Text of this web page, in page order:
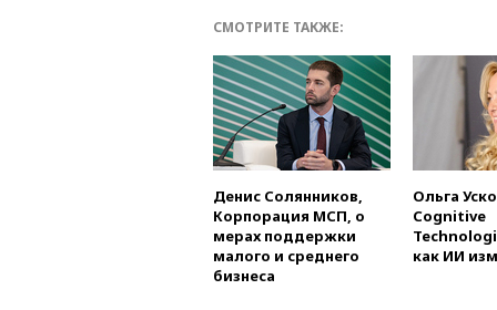
СМОТРИТЕ ТАКЖЕ:
Денис Солянников,
Корпорация МСП, о
мерах поддержки
малого и среднего
бизнеса
Ольга
Cognitive
как ИИ